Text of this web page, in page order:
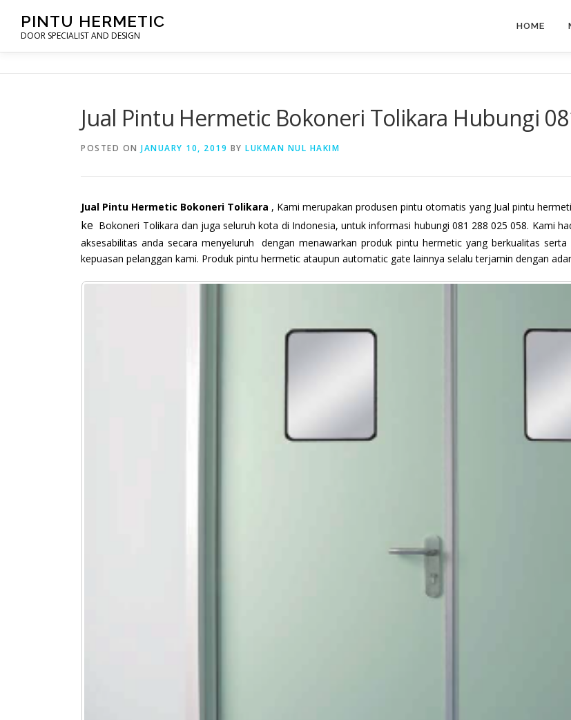
content
PINTU HERMETIC
DOOR SPECIALIST AND DESIGN
HOME
Jual Pintu Hermetic Bokoneri Tolikara Hubungi
POSTED ON JANUARY 10, 2019 BY LUKMAN NUL HAKIM
Jual Pintu Hermetic Bokoneri Tolikara , Kami merupakan produsen pintu otomatis yang Jual pintu
ke Bokoneri Tolikara dan juga seluruh kota di Indonesia, untuk informasi hubungi 081 288 025 058. Kami
aksesabilitas anda secara menyeluruh dengan menawarkan produk pintu hermetic yang berkualitas
kepuasan pelanggan kami. Produk pintu hermetic ataupun automatic gate lainnya selalu terjamin dengan